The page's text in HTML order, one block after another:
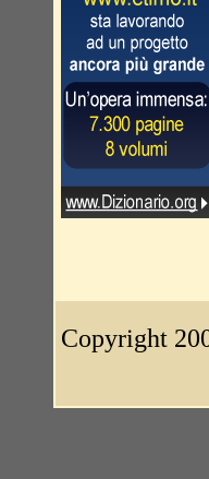
Copyright